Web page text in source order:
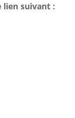
lien suivant :